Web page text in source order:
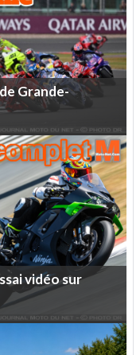
deGrande-
vidéosur